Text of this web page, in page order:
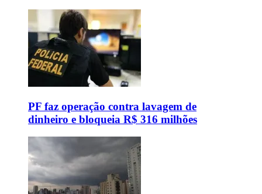
PF faz operação contra lavagem de
dinheiro e bloqueia R$ 316 milhões